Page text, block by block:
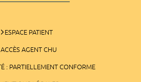
ESPACE PATIENT
ACCÈS AGENT CHU
: PARTIELLEMENT CONFORME